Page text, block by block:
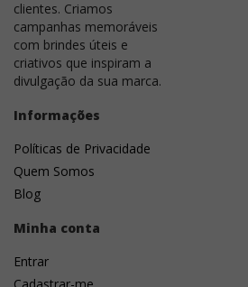
clientes. Criamos
campanhas memoráveis
com brindes úteis e
criativos que inspiram a
divulgação da sua marca.
Informações
Políticas de Privacidade
Quem Somos
Blog
Minha conta
Entrar